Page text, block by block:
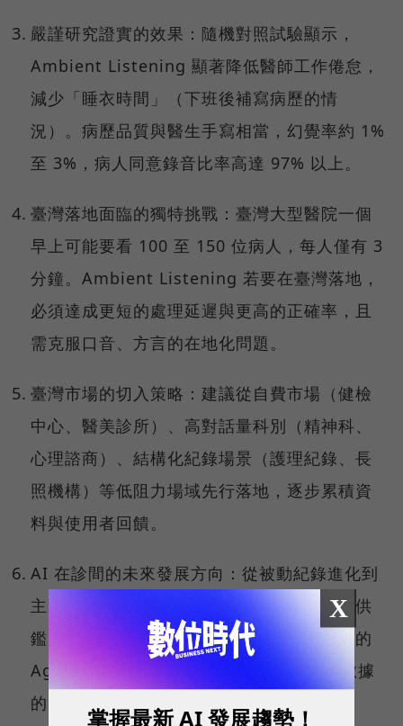
嚴謹研究證實的效果：隨機對照試驗顯示，
Ambient Listening 顯著降低醫師工作倦怠，
減少「睡衣時間」（下班後補寫病歷的情
況）。病歷品質與醫生手寫相當，幻覺率約 1%
至 3%，病人同意錄音比率高達 97% 以上。
臺灣落地面臨的獨特挑戰：臺灣大型醫院一個
早上可能要看 100 至 150 位病人，每人僅有 3
分鐘。Ambient Listening 若要在臺灣落地，
必須達成更短的處理延遲與更高的正確率，且
需克服口音、方言的在地化問題。
臺灣市場的切入策略：建議從自費市場（健檢
中心、醫美診所）、高對話量科別（精神科、
心理諮商）、結構化紀錄場景（護理紀錄、長
照機構）等低阻力場域先行落地，逐步累積資
料與使用者回饋。
AI 在診間的未來發展方向：從被動紀錄進化到
主動參與行政流程（如事前審查）、即時提供
鑑別診斷建議，甚至發展成具自主行動能力的
Agentic AI，以及整合語音、影像、檢查數據
的多模態應用。
X
掌握最新 AI 發展趨勢！